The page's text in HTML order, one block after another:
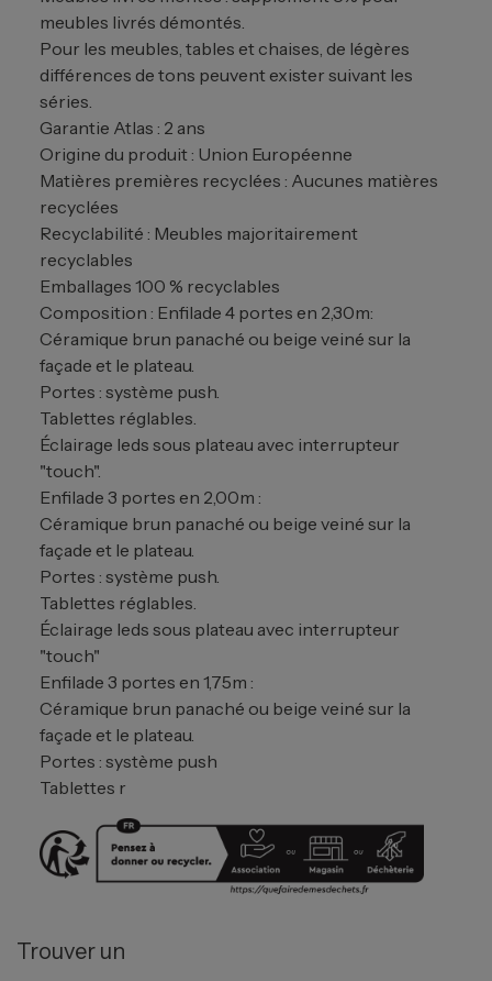
meubles livrés démontés.
Pour les meubles, tables et chaises, de légères
différences de tons peuvent exister suivant les
séries.
Garantie Atlas : 2 ans
Origine du produit : Union Européenne
Matières premières recyclées : Aucunes matières
recyclées
Recyclabilité : Meubles majoritairement
recyclables
Emballages 100 % recyclables
Composition : Enfilade 4 portes en 2,30m:
Céramique brun panaché ou beige veiné sur la
façade et le plateau.
Portes : système push.
Tablettes réglables.
Éclairage leds sous plateau avec interrupteur
"touch".
Enfilade 3 portes en 2,00m :
Céramique brun panaché ou beige veiné sur la
façade et le plateau.
Portes : système push.
Tablettes réglables.
Éclairage leds sous plateau avec interrupteur
"touch"
Enfilade 3 portes en 1,75m :
Céramique brun panaché ou beige veiné sur la
façade et le plateau.
Portes : système push
Tablettes r
Trouver un